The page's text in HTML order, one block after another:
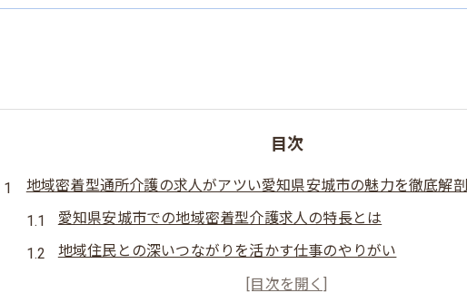
目次
地域密着型通所介護の求人がアツい愛知県安城市の魅力を徹底解剖
愛知県安城市での地域密着型介護求人の特長とは
地域住民との深いつながりを活かす仕事のやりがい
愛知県安城市で地域密着型介護が求められる理由